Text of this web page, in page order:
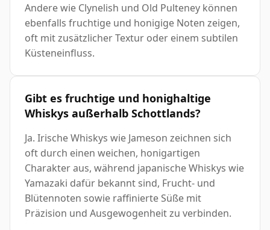
Andere wie Clynelish und Old Pulteney können
ebenfalls fruchtige und honigige Noten zeigen,
oft mit zusätzlicher Textur oder einem subtilen
Küsteneinfluss.
Gibt es fruchtige und honighaltige
Whiskys außerhalb Schottlands?
Ja. Irische Whiskys wie Jameson zeichnen sich
oft durch einen weichen, honigartigen
Charakter aus, während japanische Whiskys wie
Yamazaki dafür bekannt sind, Frucht- und
Blütennoten sowie raffinierte Süße mit
Präzision und Ausgewogenheit zu verbinden.